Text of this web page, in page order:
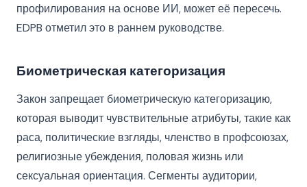
профилирования на основе ИИ, может её пересечь.
EDPB отметил это в раннем руководстве.
Биометрическая категоризация
Закон запрещает биометрическую категоризацию,
которая выводит чувствительные атрибуты, такие как
раса, политические взгляды, членство в профсоюзах,
религиозные убеждения, половая жизнь или
сексуальная ориентация. Сегменты аудитории,